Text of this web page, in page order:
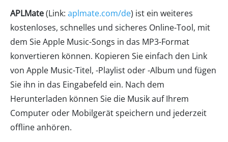
APLMate(Link: aplmate.com/de) ist ein weiteres
kostenloses, schnelles und sicheres Online-Tool, mit
dem Sie Apple Music-Songs in das MP3-Format
konvertieren können. Kopieren Sie einfach den Link
von Apple Music-Titel, -Playlist oder -Album und fügen
Sie ihn in das Eingabefeld ein. Nach dem
Herunterladen können Sie die Musik auf Ihrem
Computer oder Mobilgerät speichern und jederzeit
offline anhören.